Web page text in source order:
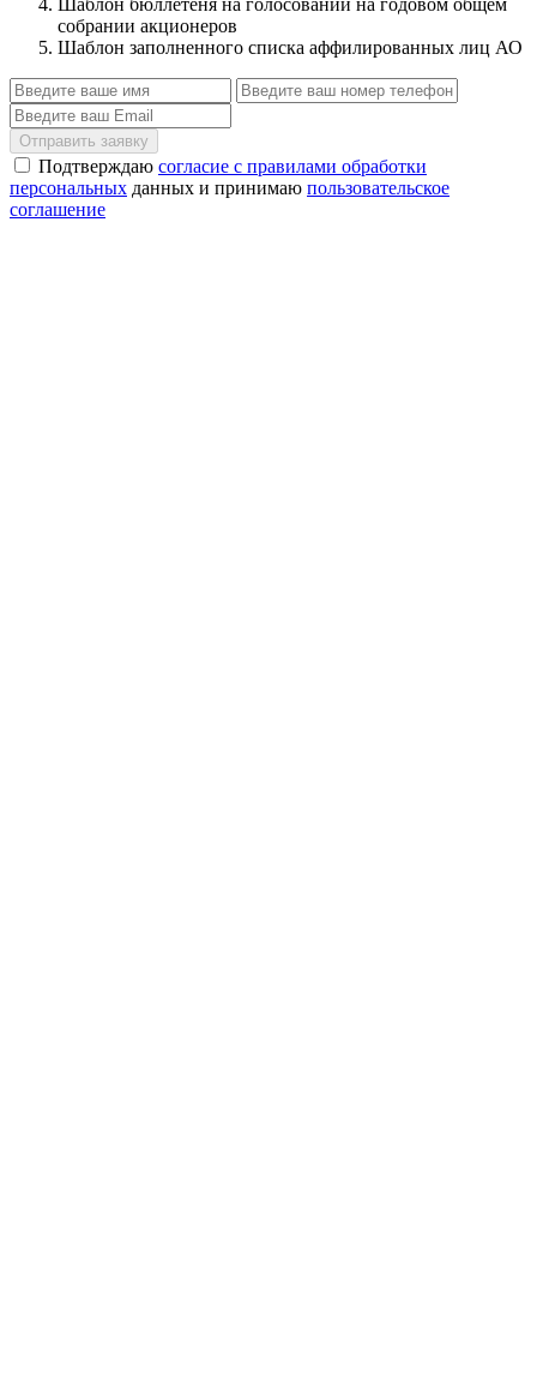
собрании акционеров
Шаблон заполненного списка аффилированных лиц АО
Отправить заявку
Подтверждаю согласие с правилами обработки
персональных данных и принимаю пользовательское
соглашение